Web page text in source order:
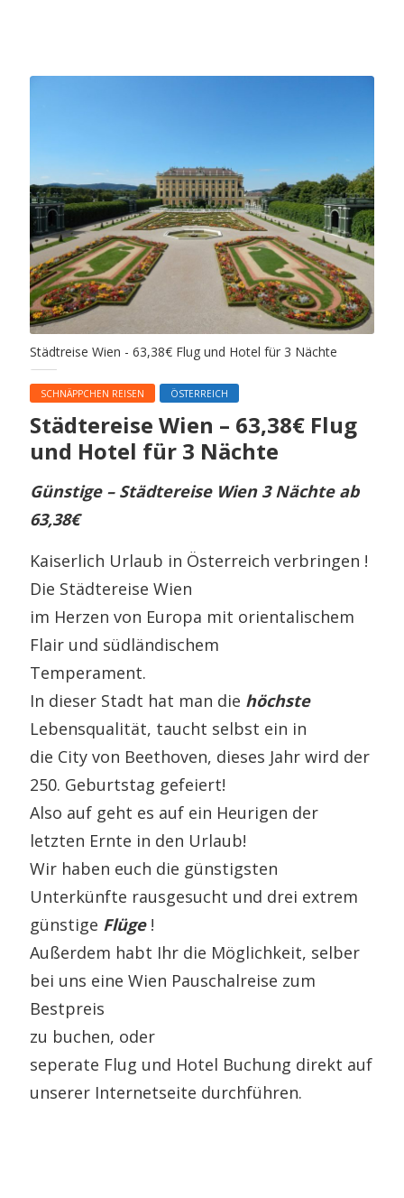
Städtreise Wien - 63,38€ Flug und Hotel für 3 Nächte
SCHNÄPPCHEN REISEN ÖSTERREICH
Städtereise Wien – 63,38€ Flug
und Hotel für 3 Nächte
Günstige – Städtereise Wien 3 Nächte ab
63,38€
Kaiserlich Urlaub in Österreich verbringen !
Die Städtereise Wien
im Herzen von Europa mit orientalischem
Flair und südländischem
Temperament.
In dieser Stadt hat man die höchste
Lebensqualität, taucht selbst ein in
die City von Beethoven, dieses Jahr wird der
250. Geburtstag gefeiert!
Also auf geht es auf ein Heurigen der
letzten Ernte in den Urlaub!
Wir haben euch die günstigsten
Unterkünfte rausgesucht und drei extrem
günstige Flüge !
Außerdem habt Ihr die Möglichkeit, selber
bei uns eine Wien Pauschalreise zum
Bestpreis
zu buchen, oder
seperate Flug und Hotel Buchung direkt auf
unserer Internetseite durchführen.